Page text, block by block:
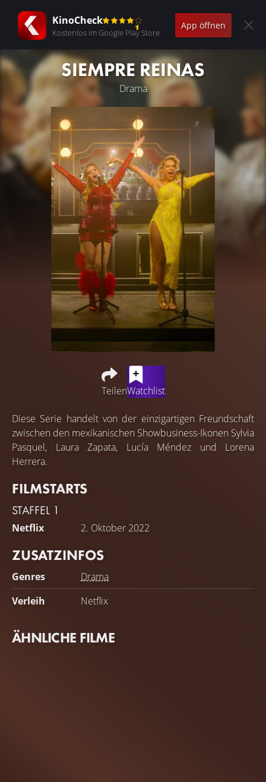
KinoCheck
Kostenlos im Google Play Store
App öffnen
SIEMPRE REINAS
Drama
TeilenWatchlist
Diese Serie handelt von der einzigartigen Freundschaft
zwischen den mexikanischen Showbusiness-Ikonen Sylvia
Pasquel, Laura Zapata, Lucía Méndez und Lorena
Herrera.
FILMSTARTS
STAFFEL 1
Netflix 2. Oktober 2022
ZUSATZINFOS
Genres
Drama
Verleih
Netflix
ÄHNLICHE FILME